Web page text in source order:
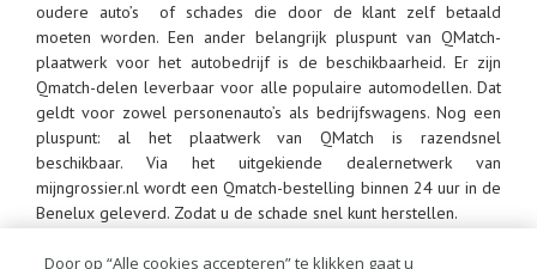
oudere auto’s of schades die door de klant zelf betaald
moeten worden. Een ander belangrijk pluspunt van QMatch-
plaatwerk voor het autobedrijf is de beschikbaarheid. Er zijn
Qmatch-delen leverbaar voor alle populaire automodellen. Dat
geldt voor zowel personenauto’s als bedrijfswagens. Nog een
pluspunt: al het plaatwerk van QMatch is razendsnel
beschikbaar. Via het uitgekiende dealernetwerk van
mijngrossier.nl wordt een Qmatch-bestelling binnen 24 uur in de
Benelux geleverd. Zodat u de schade snel kunt herstellen.
Door op “Alle cookies accepteren” te klikken gaat u